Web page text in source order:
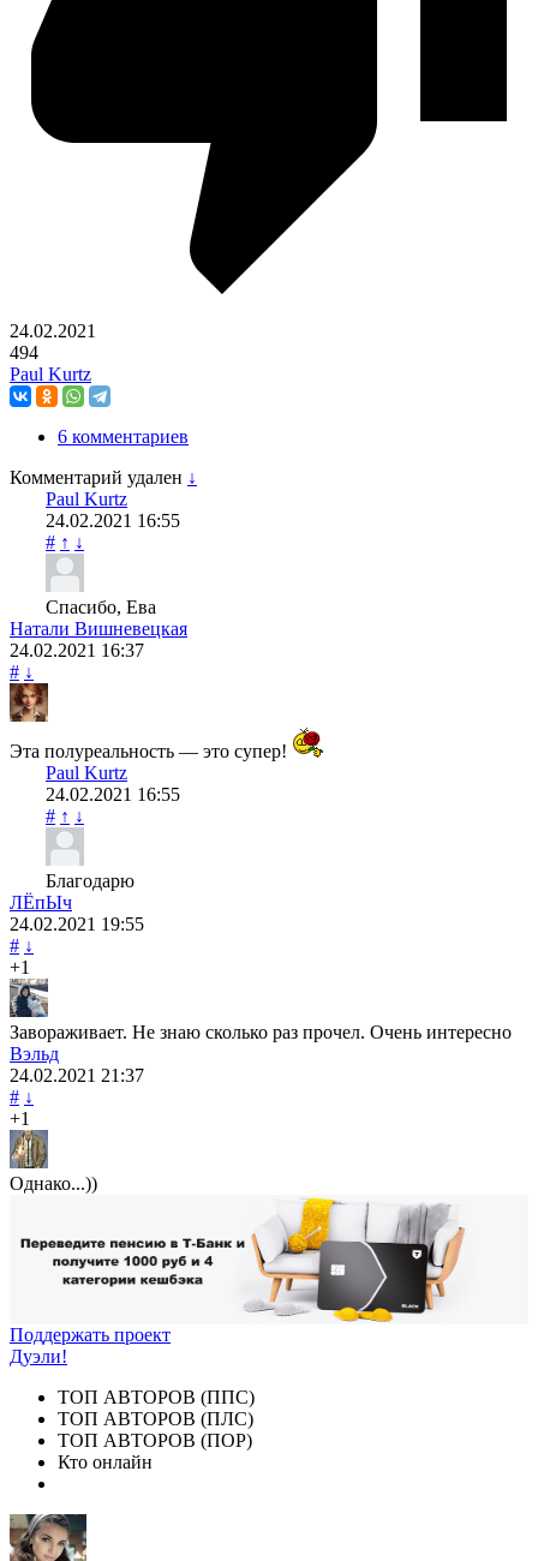
24.02.2021
494
Paul Kurtz
6 комментариев
Комментарий удален ↓
Paul Kurtz
24.02.2021 16:55
# ↑ ↓
Спасибо, Ева
Натали Вишневецкая
24.02.2021 16:37
# ↓
Эта полуреальность — это супер!
Paul Kurtz
24.02.2021 16:55
# ↑ ↓
Благодарю
ЛЁпЫч
24.02.2021 19:55
# ↓
+1
Завораживает. Не знаю сколько раз прочел. Очень интересно
Вэльд
24.02.2021 21:37
# ↓
+1
Однако...))
Поддержать проект
Дуэли!
ТОП АВТОРОВ (ППС)
ТОП АВТОРОВ (ПЛС)
ТОП АВТОРОВ (ПОР)
Кто онлайн